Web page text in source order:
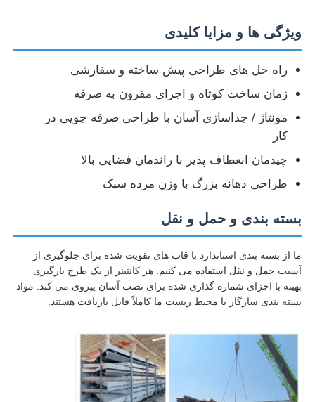
ویژگی ها و مزایا کلیدی
راه حل های طراحی پیش ساخته و سفارشی
زمان ساخت کوتاه و اجرای مقرون به صرفه
مونتاژ / جداسازی آسان با طراحی صرفه جویی در
کار
چیدمان انعطاف پذیر با راندمان فضایی بالا
طراحی دهانه بزرگ با وزن مرده سبک
بسته بندی و حمل و نقل
ما از بسته بندی استاندارد با قاب های تقویت شده برای جلوگیری از
آسیب حمل و نقل استفاده می کنیم. هر کانتینر از یک طرح بارگیری
بهینه با اجزای شماره گذاری شده برای نصب آسان پیروی می کند. مواد
بسته بندی سازگار با محیط زیست ما کاملاً قابل بازیافت هستند.